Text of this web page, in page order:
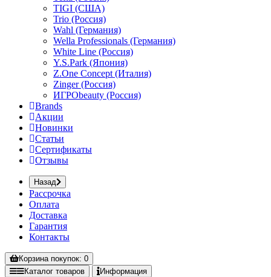
TIGI (США)
Trio (Россия)
Wahl (Германия)
Wella Professionals (Германия)
White Line (Россия)
Y.S.Park (Япония)
Z.One Concept (Италия)
Zinger (Россия)
ИГРОbeauty (Россия)
Brands
Акции
Новинки
Статьи
Сертификаты
Отзывы
Назад
Рассрочка
Оплата
Доставка
Гарантия
Контакты
Корзинапокупок: 0
Каталог товаров Информация